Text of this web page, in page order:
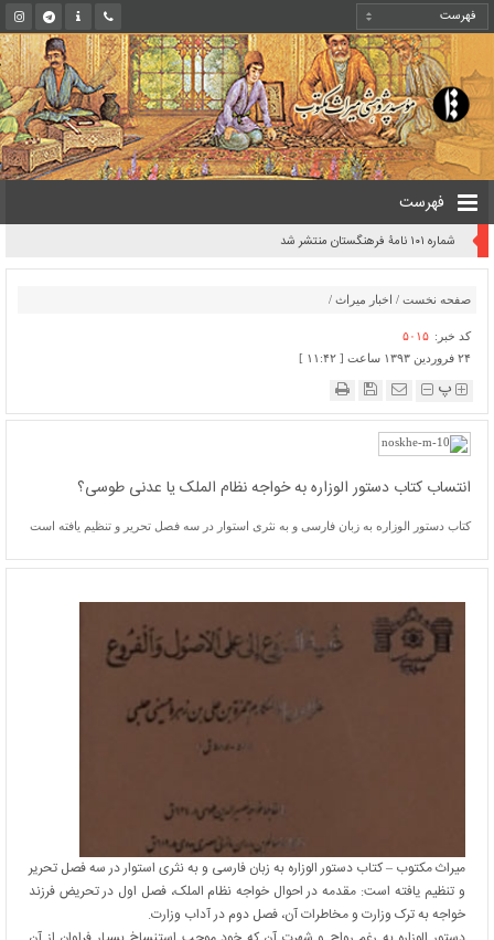
فهرست
شماره ۱۰۱ نامۀ فرهنگستان منتشر شد
صفحه نخست / اخبار میراث /
کد خبر: ۵۰۱۵
۲۴ فروردین ۱۳۹۳ ساعت [ ۱۱:۴۲ ]
پ
انتساب کتاب دستور الوزاره به خواجه نظام الملک یا عدنی طوسی؟
کتاب دستور الوزاره به زبان فارسی و به نثری استوار در سه فصل تحریر و تنظیم یافته است
میراث مکتوب – کتاب دستور الوزاره به زبان فارسی و به نثری استوار در سه فصل تحریر
و تنظیم یافته است: مقدمه در احوال خواجه نظام الملک، فصل اول در تحریض فرزند
خواجه به ترک وزارت و مخاطرات آن، فصل دوم در آداب وزارت.